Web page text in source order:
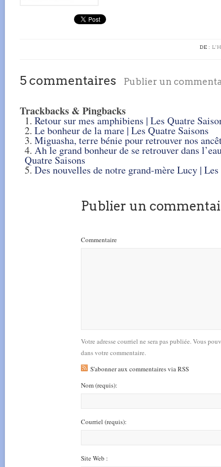
DE :
5 commentaires Publier un
Trackbacks & Pingbacks
Retour sur mes amphibiens | Les Quatre
Le bonheur de la mare | Les Quatre Saisons
Miguasha, terre bénie pour retrouver nos
Ah le grand bonheur de se retrouver dans
Quatre Saisons
Des nouvelles de notre grand-mère Lucy |
Publier un
Commentaire
Votre adresse courriel ne sera pas publiée. Vous
dans votre commentaire.
S'abonner aux commentaires via RSS
Nom(requis):
Courriel (requis):
Site Web :